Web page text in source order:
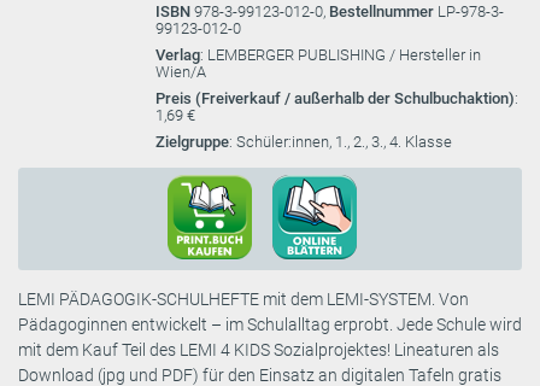
ISBN 978-3-99123-012-0, Bestellnummer LP-978-3-
99123-012-0
Verlag: LEMBERGER PUBLISHING / Hersteller in
Wien/A
Preis (Freiverkauf / außerhalb der Schulbuchaktion):
1,69 €
Zielgruppe: Schüler:innen, 1., 2., 3., 4. Klasse
LEMI PÄDAGOGIK-SCHULHEFTE mit dem LEMI-SYSTEM. Von
Pädagoginnen entwickelt – im Schulalltag erprobt. Jede Schule wird
mit dem Kauf Teil des LEMI 4 KIDS Sozialprojektes! Lineaturen als
Download (jpg und PDF) für den Einsatz an digitalen Tafeln gratis